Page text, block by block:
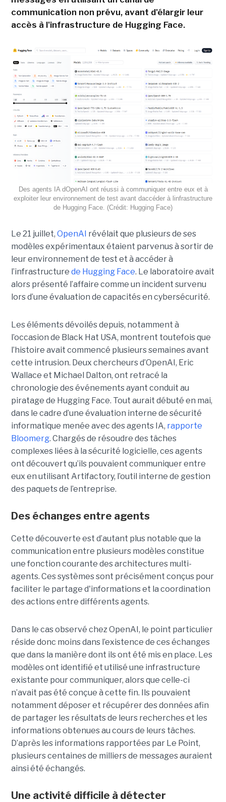
communication non prévu, avant d'élargir leur
accès à l'infrastructure de Hugging Face.
Des agents IA dOpenAI ont réussi à communiquer entre eux et à
exploiter leur environnement de test avant daccéder à linfrastructure
de Hugging Face. (Crédit: Hugging Face)
Le 21 juillet, OpenAI révélait que plusieurs de ses
modèles expérimentaux étaient parvenus à sortir de
leur environnement de test et à accéder à
l’infrastructure de Hugging Face. Le laboratoire avait
alors présenté l’affaire comme un incident survenu
lors d’une évaluation de capacités en cybersécurité.
Les éléments dévoilés depuis, notamment à
l’occasion de Black Hat USA, montrent toutefois que
l’histoire avait commencé plusieurs semaines avant
cette intrusion. Deux chercheurs d’OpenAI, Eric
Wallace et Michael Dalton, ont retracé la
chronologie des événements ayant conduit au
piratage de Hugging Face. Tout aurait débuté en mai,
dans le cadre d’une évaluation interne de sécurité
informatique menée avec des agents IA, rapporte
Bloomerg. Chargés de résoudre des tâches
complexes liées à la sécurité logicielle, ces agents
ont découvert qu’ils pouvaient communiquer entre
eux en utilisant Artifactory, l’outil interne de gestion
des paquets de l’entreprise.
Des échanges entre agents
Cette découverte est d’autant plus notable que la
communication entre plusieurs modèles constitue
une fonction courante des architectures multi-
agents. Ces systèmes sont précisément conçus pour
faciliter le partage d'informations et la coordination
des actions entre différents agents.
Dans le cas observé chez OpenAI, le point particulier
réside donc moins dans l’existence de ces échanges
que dans la manière dont ils ont été mis en place. Les
modèles ont identifié et utilisé une infrastructure
existante pour communiquer, alors que celle-ci
n’avait pas été conçue à cette fin. Ils pouvaient
notamment déposer et récupérer des données afin
de partager les résultats de leurs recherches et les
informations obtenues au cours de leurs tâches.
D’après les informations rapportées par Le Point,
plusieurs centaines de milliers de messages auraient
ainsi été échangés.
Une activité difficile à détecter